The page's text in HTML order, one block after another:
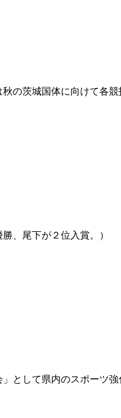
の茨城国体に向けて各
勝、尾下が２位入賞。
として県内のスポーツ強